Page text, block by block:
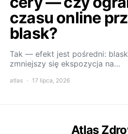
czasu online
blask?
Tak — efekt jest pośredni:
zmniejszy się ekspozycja na…
atlas 17 lipca, 2026
Atlas